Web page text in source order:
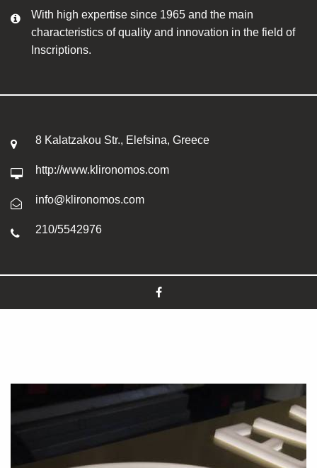
With high expertise since 1965 and the main
characteristics of quality and innovation in the field of
Inscriptions.
8 Kalatzakou Str., Elefsina, Greece
http://www.klironomos.com
info@klironomos.com
210/5542976